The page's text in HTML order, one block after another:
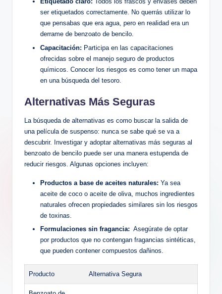
ser etiquetados correctamente. No querrás utilizar lo
que pensabas que era ⁤agua, pero en realidad era un
derrame de benzoato de bencilo.
Capacitación: Participa en las⁢ capacitaciones
ofrecidas sobre el manejo seguro de productos
químicos. Conocer los riesgos‍ es como tener un mapa
en una búsqueda ⁢del‌ tesoro.
Alternativas Más ⁤Seguras
La búsqueda de alternativas es como buscar‌ la salida de
una película de suspenso: nunca ⁢se sabe qué⁢ se va a
descubrir. Investigar y adoptar alternativas más seguras al
benzoato de bencilo puede ser una manera estupenda de
reducir riesgos. Algunas opciones incluyen:
Productos a base ⁣de aceites naturales: Ya sea
aceite de coco o aceite‍ de oliva, muchos ingredientes
naturales ofrecen ⁤propiedades similares sin los riesgos
de toxinas.
Formulaciones sin fragancia: ​ Asegúrate de optar
por productos⁢ que⁣ no contengan ‌fragancias sintéticas,
que pueden contener compuestos dañinos.
Producto Alternativa Segura